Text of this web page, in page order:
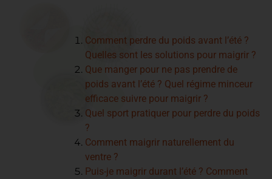
Comment perdre du poids avant l’été ?
Quelles sont les solutions pour maigrir ?
Que manger pour ne pas prendre de
poids avant l’été ? Quel régime minceur
efficace suivre pour maigrir ?
Quel sport pratiquer pour perdre du poids
?
Comment maigrir naturellement du
ventre ?
Puis-je maigrir durant l’été ? Comment